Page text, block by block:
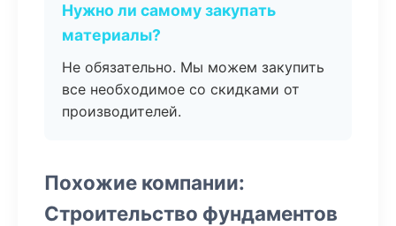
Нужно ли самому закупать
материалы?
Не обязательно. Мы можем закупить
все необходимое со скидками от
производителей.
Похожие компании:
Строительство фундаментов